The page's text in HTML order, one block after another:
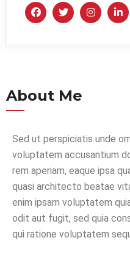
About Me
Sed ut perspiciatis unde
voluptatem accusantium
rem aperiam, eaque ipsa
quasi architecto beatae
enim ipsam voluptatem
odit aut fugit, sed quia
qui ratione voluptatem